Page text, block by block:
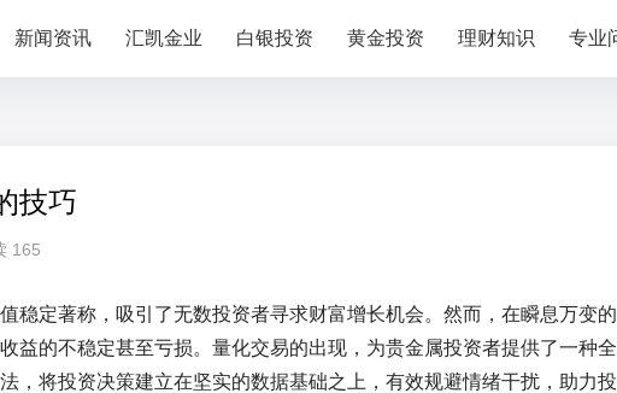
新闻资讯 汇凯金业 白银投资 黄金投资 理财知识 专业
技巧
165
稳定著称，吸引了无数投资者寻求财富增长机会。然而，在瞬息万变
益的不稳定甚至亏损。量化交易的出现，为贵金属投资者提供了一种
，将投资决策建立在坚实的数据基础之上，有效规避情绪干扰，助力